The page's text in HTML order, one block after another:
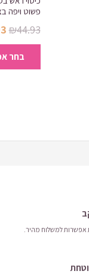
פשוט ויפה
₪44.93
בחר
למשלוח מהיר​.